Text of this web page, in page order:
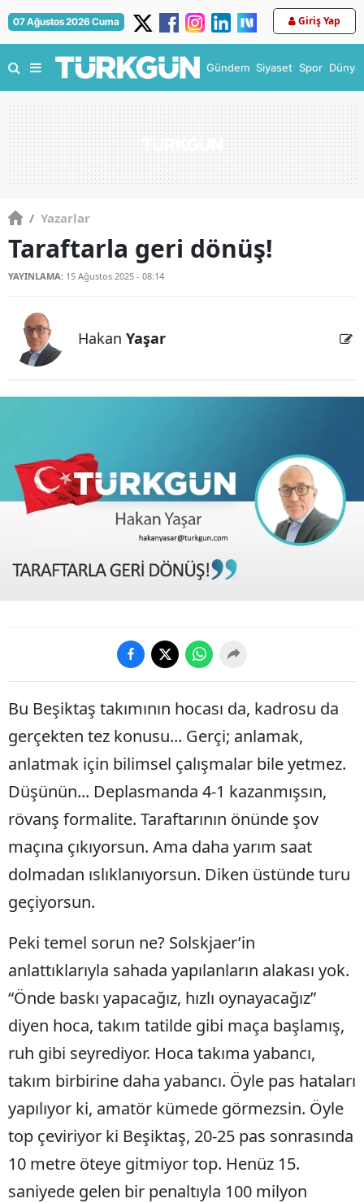
07 Ağustos 2026 Cuma Giriş Yap
Gündem Siyaset Spor Dünya
/ Yazarlar
Taraftarla geri dönüş!
YAYINLAMA: 15 Ağustos 2025 - 08:14
Hakan Yaşar
Bu Beşiktaş takımının hocası da, kadrosu da
gerçekten tez konusu... Gerçi; anlamak,
anlatmak için bilimsel çalışmalar bile yetmez.
Düşünün... Deplasmanda 4-1 kazanmışsın,
rövanş formalite. Taraftarının önünde şov
maçına çıkıyorsun. Ama daha yarım saat
dolmadan ıslıklanıyorsun. Diken üstünde turu
geçiyorsun.
Peki temel sorun ne? Solskjaer’in
anlattıklarıyla sahada yapılanların alakası yok.
“Önde baskı yapacağız, hızlı oynayacağız”
diyen hoca, takım tatilde gibi maça başlamış,
ruh gibi seyrediyor. Hoca takıma yabancı,
takım birbirine daha yabancı. Öyle pas hataları
yapılıyor ki, amatör kümede görmezsin. Öyle
top çeviriyor ki Beşiktaş, 20-25 pas sonrasında
10 metre öteye gitmiyor top. Henüz 15.
saniyede gelen bir penaltıyla 100 milyon